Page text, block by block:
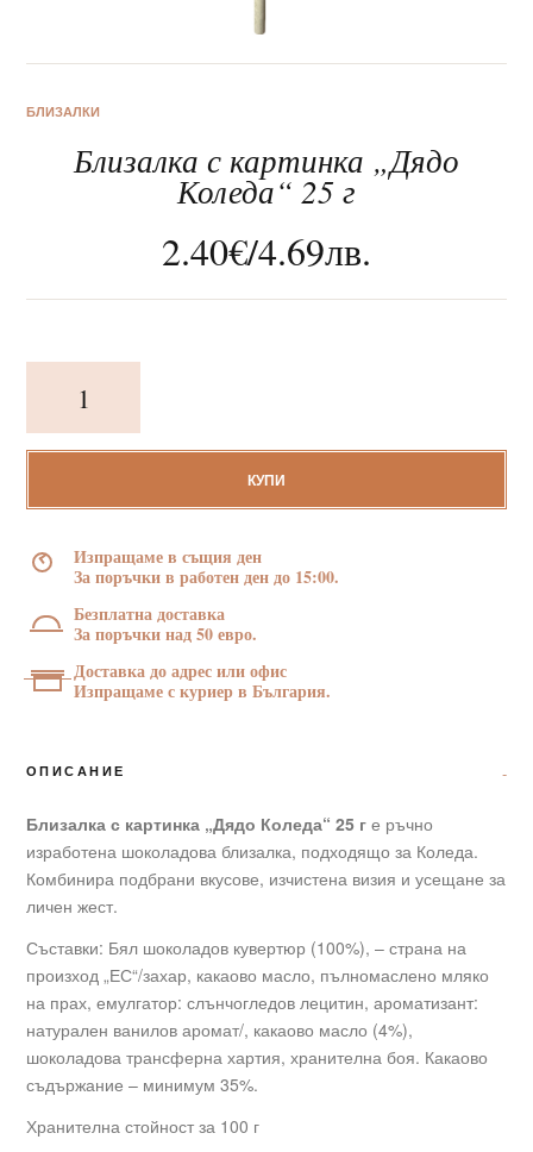
За нас
БЛИЗАЛКИ
Близалка с картинка „Дядо
Коледа“ 25 г
2.40€/4.69лв.
Близалка
с
„Дядо
25
КУПИ
Изпращаме в същия ден
За поръчки в работен ден до 15:00.
Безплатна доставка
За поръчки над 50 евро.
Доставка до адрес или офис
Изпращаме с куриер в България.
ОПИСАНИЕ
Близалка с картинка „Дядо Коледа“ 25 г е ръчно
изработена шоколадова близалка, подходящо за Коледа.
Комбинира подбрани вкусове, изчистена визия и усещане за
личен жест.
Съставки: Бял шоколадов кувертюр (100%), – страна на
произход „ЕС“/захар, какаово масло, пълномаслено мляко
на прах, емулгатор: слънчогледов лецитин, ароматизант:
натурален ванилов аромат/, какаово масло (4%),
шоколадова трансферна хартия, хранителна боя. Какаово
съдържание – минимум 35%.
Хранителна стойност за 100 г